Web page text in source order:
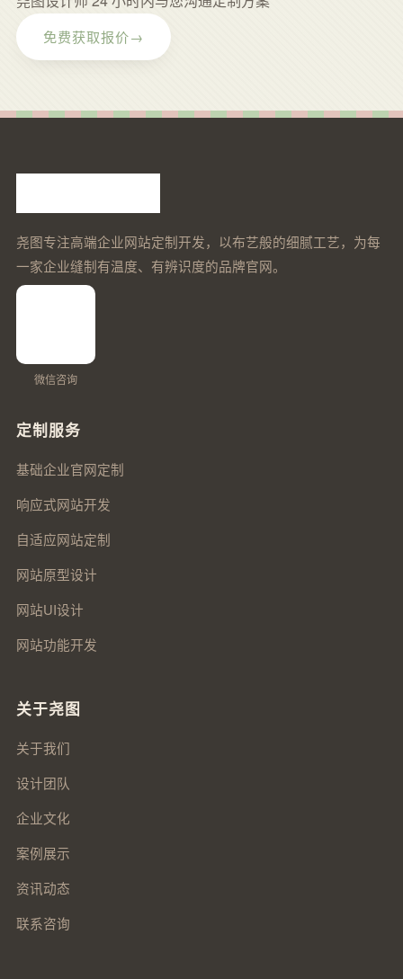
免费获取报价→
尧图专注高端企业网站定制开发，以布艺般的细腻工艺，为每
一家企业缝制有温度、有辨识度的品牌官网。
微信咨询
定制服务
基础企业官网定制
响应式网站开发
自适应网站定制
网站原型设计
网站UI设计
网站功能开发
关于尧图
关于我们
设计团队
企业文化
案例展示
资讯动态
联系咨询